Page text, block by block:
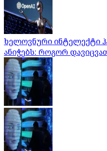
ხელოვნური ინტელექტი
ანიჭებს: როგორ